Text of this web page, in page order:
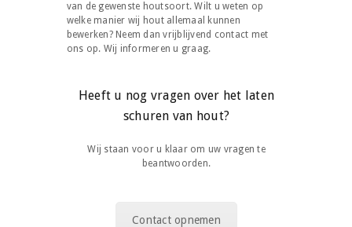
van de gewenste houtsoort. Wilt u weten op
welke manier wij hout allemaal kunnen
bewerken? Neem dan vrijblijvend contact met
ons op. Wij informeren u graag.
Heeft u nog vragen over het laten
schuren van hout?
Wij staan voor u klaar om uw vragen te
beantwoorden.
Contact opnemen